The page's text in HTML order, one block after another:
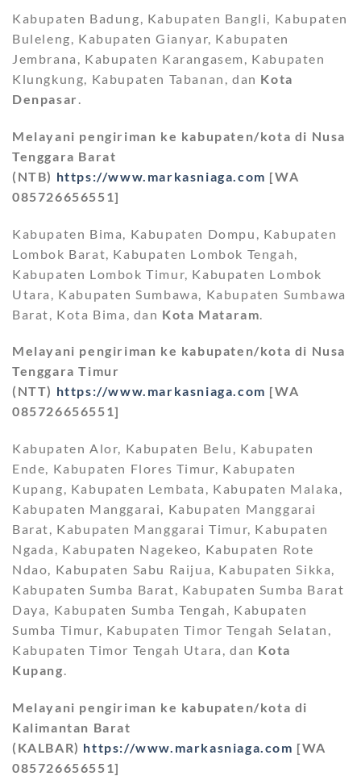
Kabupaten Badung, Kabupaten Bangli, Kabupaten
Buleleng, Kabupaten Gianyar, Kabupaten
Jembrana, Kabupaten Karangasem, Kabupaten
Klungkung, Kabupaten Tabanan, dan Kota
Denpasar .
Melayani pengiriman ke kabupaten/kota di Nusa
Tenggara Barat
(NTB) https://www.markasniaga.com [WA
085726656551]
Kabupaten Bima, Kabupaten Dompu, Kabupaten
Lombok Barat, Kabupaten Lombok Tengah,
Kabupaten Lombok Timur, Kabupaten Lombok
Utara, Kabupaten Sumbawa, Kabupaten Sumbawa
Barat, Kota Bima, dan Kota Mataram
Melayani pengiriman ke kabupaten/kota di Nusa
Tenggara Timur
(NTT) https://www.markasniaga.com [WA
085726656551]
Kabupaten Alor, Kabupaten Belu, Kabupaten
Ende, Kabupaten Flores Timur, Kabupaten
Kupang, Kabupaten Lembata, Kabupaten Malaka,
Kabupaten Manggarai, Kabupaten Manggarai
Barat, Kabupaten Manggarai Timur, Kabupaten
Ngada, Kabupaten Nagekeo, Kabupaten Rote
Ndao, Kabupaten Sabu Raijua, Kabupaten Sikka,
Kabupaten Sumba Barat, Kabupaten Sumba Barat
Daya, Kabupaten Sumba Tengah, Kabupaten
Sumba Timur, Kabupaten Timor Tengah Selatan,
Kabupaten Timor Tengah Utara, dan Kota
Kupang.
Melayani pengiriman ke kabupaten/kota di
Kalimantan Barat
(KALBAR) https://www.markasniaga.com [WA
085726656551]